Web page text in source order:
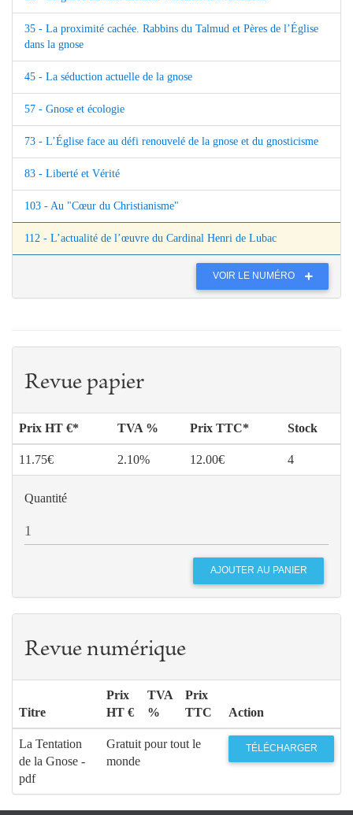
35 - La proximité cachée. Rabbins du Talmud et Pères de l’Église
dans la gnose
45 - La séduction actuelle de la gnose
57 - Gnose et écologie
73 - L’Église face au défi renouvelé de la gnose et du gnosticisme
83 - Liberté et Vérité
103 - Au "Cœur du Christianisme"
112 - L’actualité de l’œuvre du Cardinal Henri de Lubac
VOIR LE NUMÉRO
Revue papier
Prix HT €* TVA % Prix TTC* Stock
11.75€ 2.10% 12.00€ 4
Quantité
Revue numérique
Titre
Prix
HT €
TVA
%
Prix
TTC
Action
La Tentation
de la Gnose -
pdf
Gratuit pour tout le
monde
TÉLÉCHARGER